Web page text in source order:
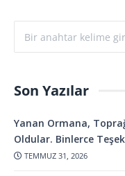
Son Yazılar
Yanan Ormana,
Oldular. Binlerce
TEMMUZ 31, 2026